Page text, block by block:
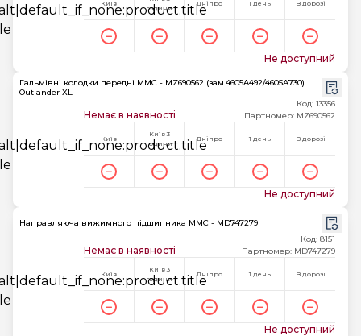
Київ
години
Дніпро 1 день В дорозі
Не доступний
Гальмівні колодки передні MMC - MZ690562 (зам.4605A492/4605A730)
Outlander XL
Немає в наявності
Код: 13356
Партномер: MZ690562
Київ
Київ 3
години
Дніпро 1 день В дорозі
Не доступний
Направляюча вижимного підшипника MMC - MD747279
Немає в наявності
Код: 8151
Партномер: MD747279
Київ
Київ 3
години
Дніпро 1 день В дорозі
Не доступний